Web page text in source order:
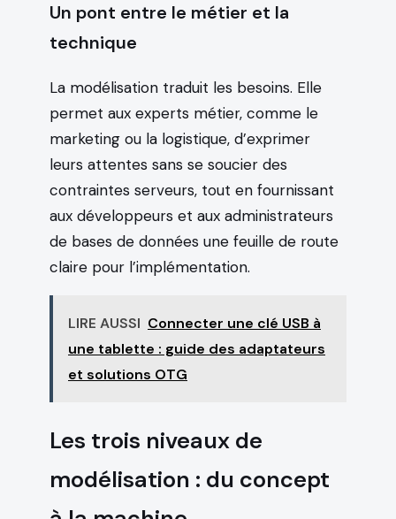
Un pont entre le métier et la
technique
La modélisation traduit les besoins. Elle
permet aux experts métier, comme le
marketing ou la logistique, d’exprimer
leurs attentes sans se soucier des
contraintes serveurs, tout en fournissant
aux développeurs et aux administrateurs
de bases de données une feuille de route
claire pour l’implémentation.
LIRE AUSSI Connecter une clé USB à
une tablette : guide des adaptateurs
et solutions OTG
Les trois niveaux de
modélisation : du concept